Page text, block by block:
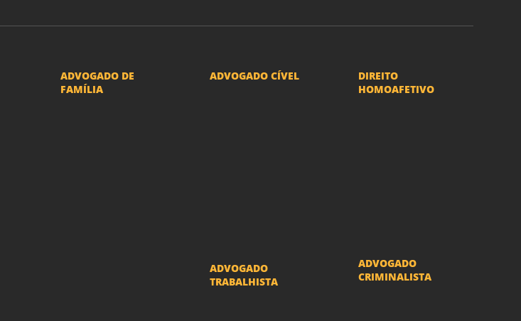
ADVOGADO DE
FAMÍLIA
ADVOGADO CÍVEL
ADVOGADO
TRABALHISTA
DIREITO
HOMOAFETIVO
ADVOGADO
CRIMINALISTA